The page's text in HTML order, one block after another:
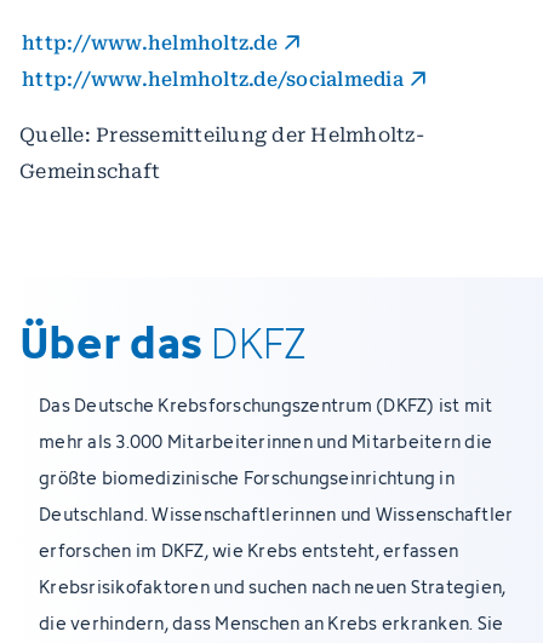
http://www.helmholtz.de
http://www.helmholtz.de/socialmedia
Quelle: Pressemitteilung der Helmholtz-
Gemeinschaft
Über das DKFZ
Das Deutsche Krebsforschungszentrum (DKFZ) ist mit
mehr als 3.000 Mitarbeiterinnen und Mitarbeitern die
größte biomedizinische Forschungseinrichtung in
Deutschland. Wissenschaftlerinnen und Wissenschaftler
erforschen im DKFZ, wie Krebs entsteht, erfassen
Krebsrisikofaktoren und suchen nach neuen Strategien,
die verhindern, dass Menschen an Krebs erkranken. Sie